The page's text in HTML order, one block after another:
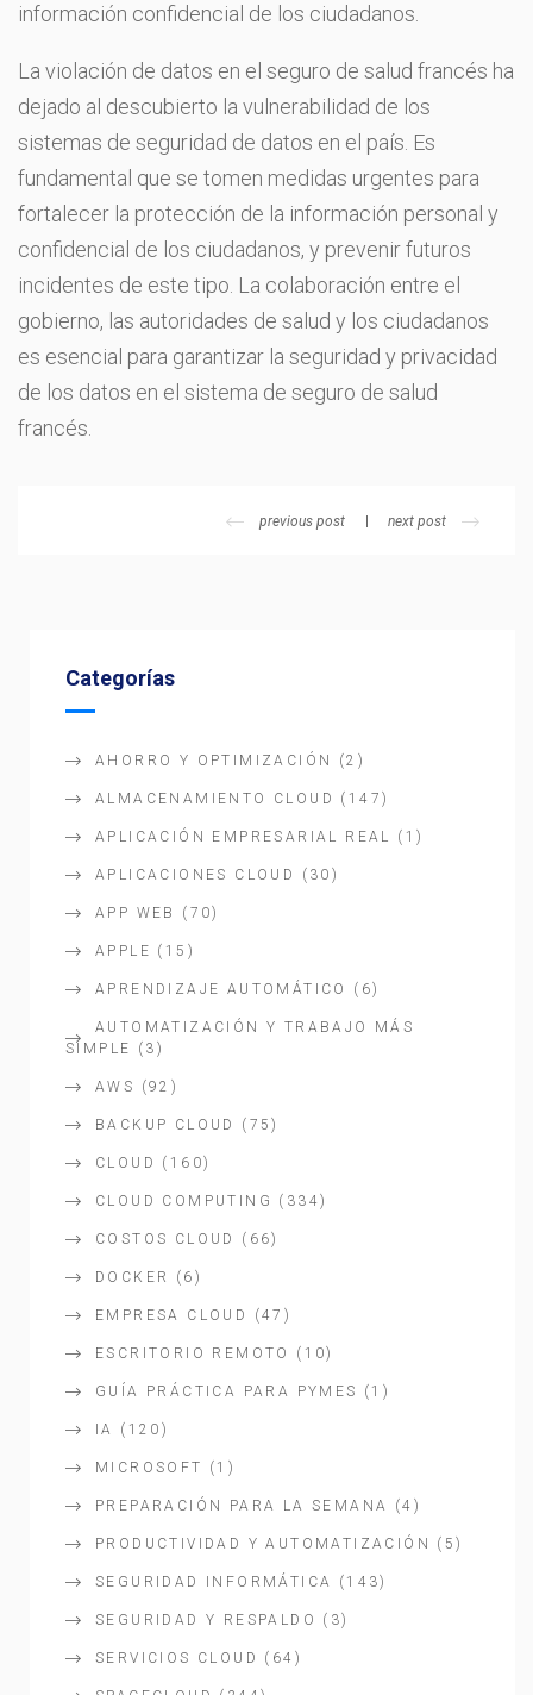
información confidencial de los ciudadanos.
La violación de datos en el seguro de salud francés ha
dejado al descubierto la vulnerabilidad de los
sistemas de seguridad de datos en el país. Es
fundamental que se tomen medidas urgentes para
fortalecer la protección de la información personal y
confidencial de los ciudadanos, y prevenir futuros
incidentes de este tipo. La colaboración entre el
gobierno, las autoridades de salud y los ciudadanos
es esencial para garantizar la seguridad y privacidad
de los datos en el sistema de seguro de salud
francés.
previous post next post
Categorías
AHORRO Y OPTIMIZACIÓN (2)
ALMACENAMIENTO CLOUD (147)
APLICACIÓN EMPRESARIAL REAL (1)
APLICACIONES CLOUD (30)
APP WEB (70)
APPLE (15)
APRENDIZAJE AUTOMÁTICO (6)
AUTOMATIZACIÓN Y TRABAJO MÁS
SIMPLE
(3)
AWS (92)
BACKUP CLOUD (75)
CLOUD (160)
CLOUD COMPUTING (334)
COSTOS CLOUD (66)
DOCKER (6)
EMPRESA CLOUD (47)
ESCRITORIO REMOTO (10)
GUÍA PRÁCTICA PARA PYMES (1)
IA (120)
MICROSOFT (1)
PREPARACIÓN PARA LA SEMANA (4)
PRODUCTIVIDAD Y AUTOMATIZACIÓN (5)
SEGURIDAD INFORMÁTICA (143)
SEGURIDAD Y RESPALDO (3)
SERVICIOS CLOUD (64)